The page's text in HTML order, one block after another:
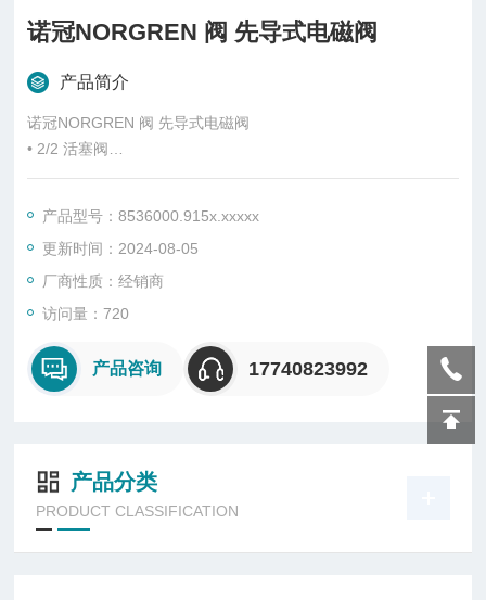
诺冠NORGREN 阀 先导式电磁阀
产品简介
诺冠NORGREN 阀 先导式电磁阀
• 2/2 活塞阀
• DN 8…50，G1/4…2，法
• 紧凑型活塞阀
• 功能设计
• 大流量
• 活塞由PTFE导向环
圈 （Click-on® ）
• 85360系列:
EN 12266-1
产品型号：8536000.915x.xxxxx
更新时间：2024-08-05
厂商性质：经销商
访问量：720
产品咨询 17740823992
产品分类
PRODUCT CLASSIFICATION